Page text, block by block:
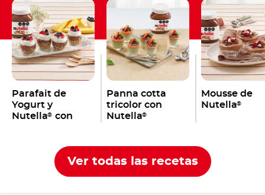
Parafait de
Yogurt y
Nutella® con
Panna cotta
tricolor con
Nutella®
Mousse de
Nutella®
Ver todas las recetas